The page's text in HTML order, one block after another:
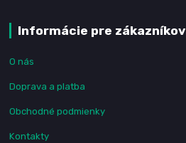
Informácie pre zákazníkov
O nás
Doprava a platba
Obchodné podmienky
Kontakty